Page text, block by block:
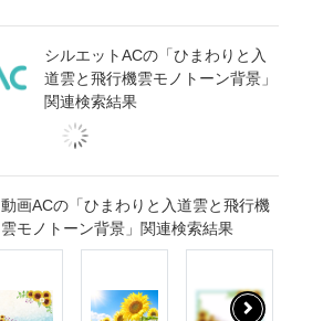
シルエットACの「ひまわりと入
道雲と飛行機雲モノトーン背景」
関連検索結果
動画ACの「ひまわりと入道雲と飛行機
雲モノトーン背景」関連検索結果